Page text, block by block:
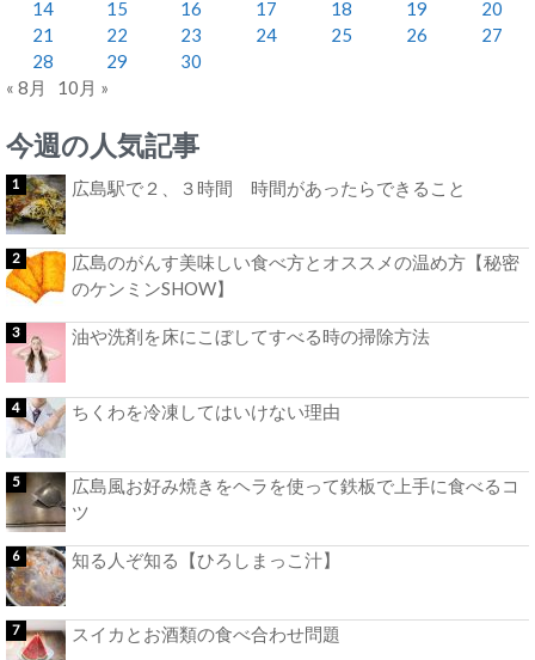
14
15 16 17 18 19
20
21
22 23 24 25 26
27
28
29
30
« 8月
10月 »
今週の人気記事
広島駅で２、３時間 時間があったらできること
広島のがんす美味しい食べ方とオススメの温め方【秘密
のケンミンSHOW】
油や洗剤を床にこぼしてすべる時の掃除方法
ちくわを冷凍してはいけない理由
広島風お好み焼きをヘラを使って鉄板で上手に食べるコ
ツ
知る人ぞ知る【ひろしまっこ汁】
スイカとお酒類の食べ合わせ問題